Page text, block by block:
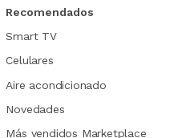
Recomendados
Smart TV
Celulares
Aire acondicionado
Novedades
Más vendidos Marketplace